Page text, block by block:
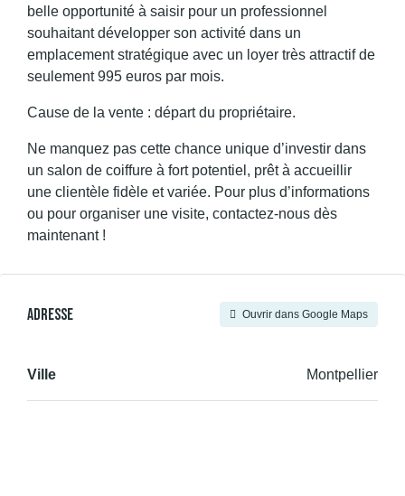
belle opportunité à saisir pour un professionnel
souhaitant développer son activité dans un
emplacement stratégique avec un loyer très attractif de
seulement 995 euros par mois.
Cause de la vente : départ du propriétaire.
Ne manquez pas cette chance unique d’investir dans
un salon de coiffure à fort potentiel, prêt à accueillir
une clientèle fidèle et variée. Pour plus d’informations
ou pour organiser une visite, contactez-nous dès
maintenant !
Adresse Ouvrir dans Google Maps
Ville Montpellier